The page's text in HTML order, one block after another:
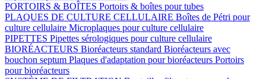
PORTOIRS & BOÎTES Portoirs & boîtes pour tubes
PLAQUES DE CULTURE CELLULAIRE Boîtes de Pétri pour
culture cellulaire Microplaques pour culture cellulaire
PIPETTES Pipettes sérologiques pour culture cellulaire
BIORÉACTEURS Bioréacteurs standard Bioréacteurs avec
bouchon septum Plaques d'adaptation pour bioréacteurs Portoirs
pour bioréacteurs